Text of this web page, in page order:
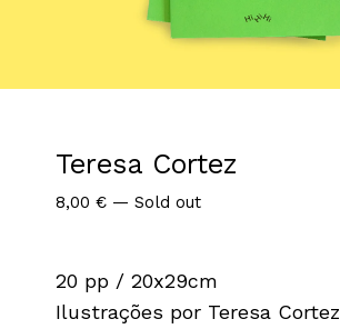
Teresa Cortez
8,00 € — Sold out
20 pp / 20x29cm
Ilustrações por Teresa Cortez